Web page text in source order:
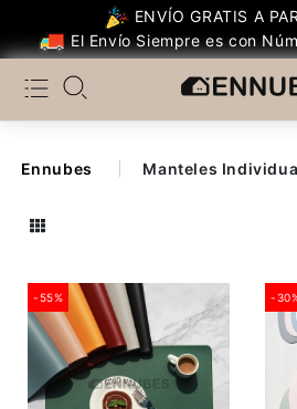
ENVÍO GRATIS A
El Envío Siempre es con
Categoría
Dormitorio
Cocina
Otros de Cocina
Ennubes Manteles
-55% -